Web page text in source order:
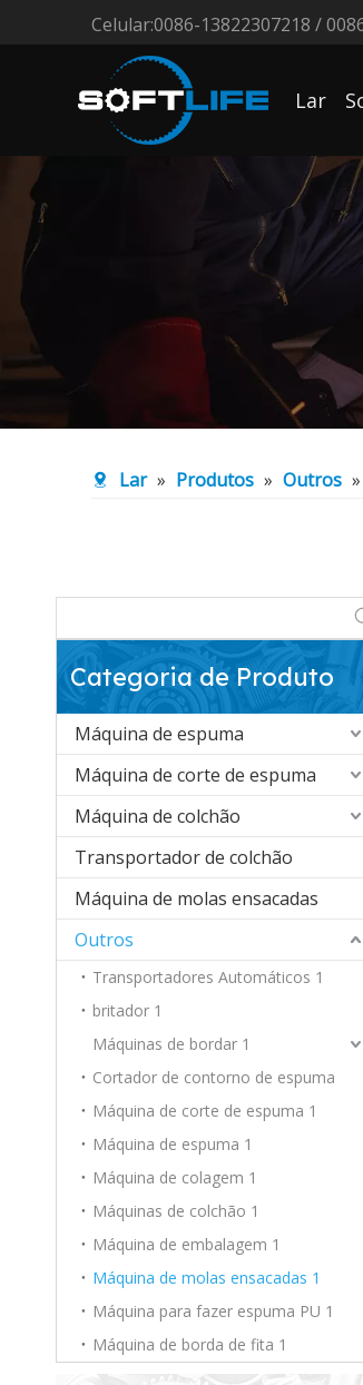
Celular:0086-13822307218 /
Lar
Lar » Produtos » Outros »
Categoria de Produto
Máquina de espuma
Máquina de corte de espuma
Máquina de colchão
Transportador de colchão
Máquina de molas ensacadas
Outros
Transportadores Automáticos 1
britador 1
Máquinas de bordar 1
Cortador de contorno de espuma
Máquina de corte de espuma 1
Máquina de espuma 1
Máquina de colagem 1
Máquinas de colchão 1
Máquina de embalagem 1
Máquina de molas ensacadas 1
Máquina para fazer espuma PU 1
Máquina de borda de fita 1